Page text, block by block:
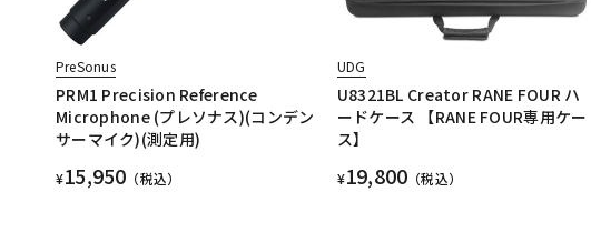
PreSonus
PRM1 Precision Reference
Microphone (プレソナス)(コンデン
サーマイク)(測定用)
¥15,950 （税込）
UDG
U8321BL Creator RANE FOUR ハ
ードケース 【RANE FOUR専用ケー
ス】
¥19,800 （税込）